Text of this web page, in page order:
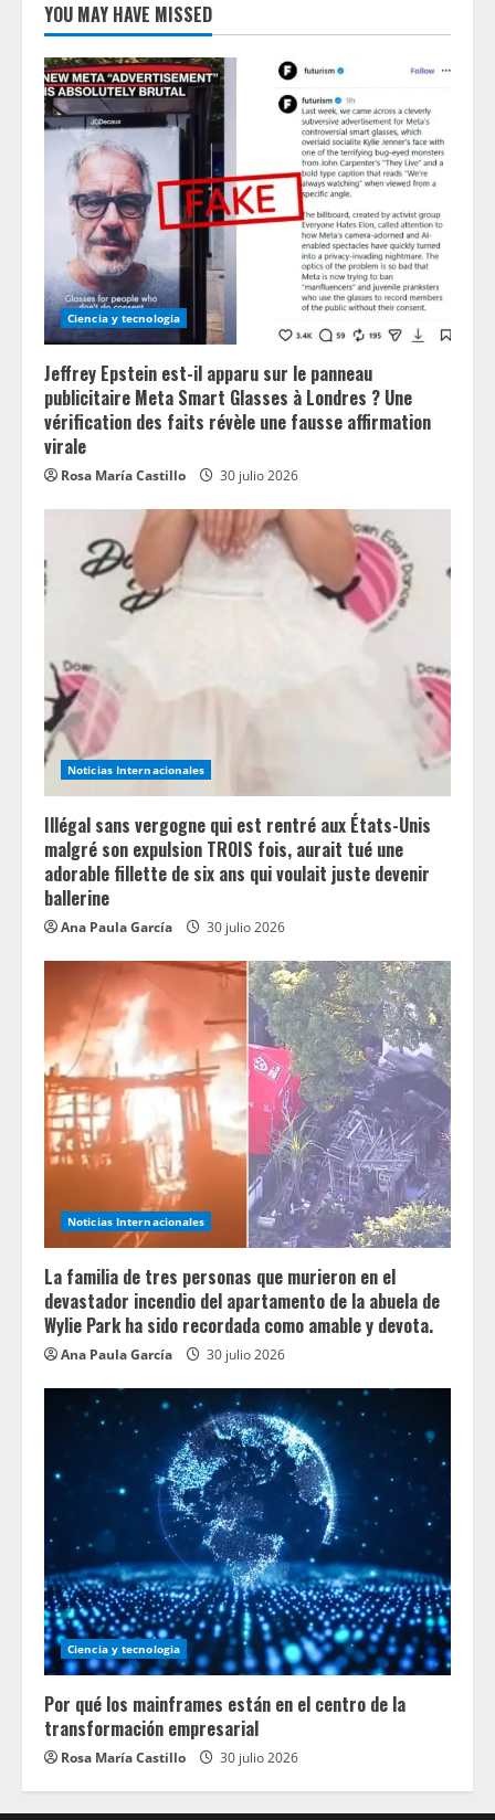
YOU MAY HAVE MISSED
Ciencia y tecnologia
Jeffrey Epstein est-il apparu sur le panneau
publicitaire Meta Smart Glasses à Londres ? Une
vérification des faits révèle une fausse affirmation
virale
Rosa María Castillo 30 julio 2026
Noticias Internacionales
Illégal sans vergogne qui est rentré aux États-Unis
malgré son expulsion TROIS fois, aurait tué une
adorable fillette de six ans qui voulait juste devenir
ballerine
Ana Paula García 30 julio 2026
Noticias Internacionales
La familia de tres personas que murieron en el
devastador incendio del apartamento de la abuela de
Wylie Park ha sido recordada como amable y devota.
Ana Paula García 30 julio 2026
Ciencia y tecnologia
Por qué los mainframes están en el centro de la
transformación empresarial
Rosa María Castillo 30 julio 2026